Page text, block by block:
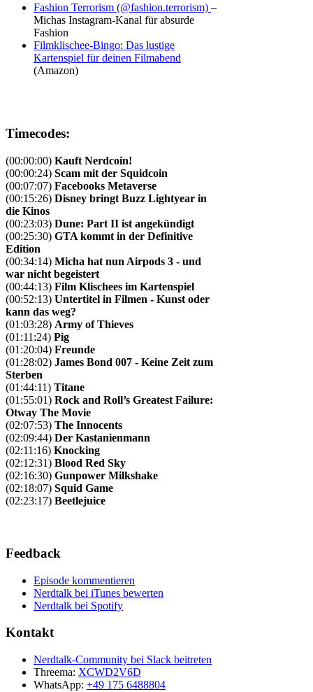
Fashion Terrorism (@fashion.terrorism) –
Michas Instagram-Kanal für absurde
Fashion
Filmklischee-Bingo: Das lustige
Kartenspiel für deinen Filmabend
(Amazon)
Timecodes:
(00:00:00) Kauft Nerdcoin!
(00:00:24) Scam mit der Squidcoin
(00:07:07) Facebooks Metaverse
(00:15:26) Disney bringt Buzz Lightyear in
die Kinos
(00:23:03) Dune: Part II ist angekündigt
(00:25:30) GTA kommt in der Definitive
Edition
(00:34:14) Micha hat nun Airpods 3 - und
war nicht begeistert
(00:44:13) Film Klischees im Kartenspiel
(00:52:13) Untertitel in Filmen - Kunst oder
kann das weg?
(01:03:28) Army of Thieves
(01:11:24) Pig
(01:20:04) Freunde
(01:28:02) James Bond 007 - Keine Zeit zum
Sterben
(01:44:11) Titane
(01:55:01) Rock and Roll’s Greatest Failure:
Otway The Movie
(02:07:53) The Innocents
(02:09:44) Der Kastanienmann
(02:11:16) Knocking
(02:12:31) Blood Red Sky
(02:16:30) Gunpower Milkshake
(02:18:07) Squid Game
(02:23:17) Beetlejuice
Feedback
Episode kommentieren
Nerdtalk bei iTunes bewerten
Nerdtalk bei Spotify
Kontakt
Nerdtalk-Community bei Slack beitreten
Threema: XCWD2V6D
WhatsApp: +49 175 6488804